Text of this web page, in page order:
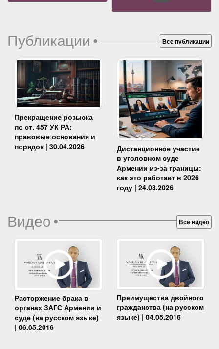
Публикации• Все публикации
Прекращение розыска
по ст. 457 УК РА:
правовые основания и
порядок | 30.04.2026
Дистанционное участие
в уголовном суде
Армении из-за границы:
как это работает в 2026
году | 24.03.2026
Видео• Все видео
Расторжение брака в
органах ЗАГС Армении и
суде (на русском языке)
| 06.05.2016
Преимущества двойного
гражданства (на русском
языке) | 04.05.2016